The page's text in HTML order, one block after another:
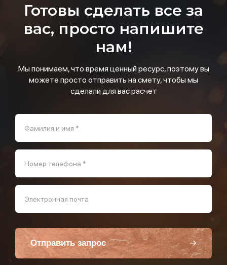
Готовы сделать все за
вас, просто напишите
нам!
Мы понимаем, что время ценный ресурс, поэтому вы
можете просто отправить на смету, чтобы мы
сделали для вас расчет
Фамилия и имя *
Номер телефона *
Электронная почта
Отправить запрос